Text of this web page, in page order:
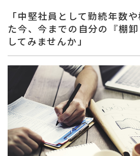
「中堅社員として勤続年数
た今、今までの自分の『棚卸
してみませんか」